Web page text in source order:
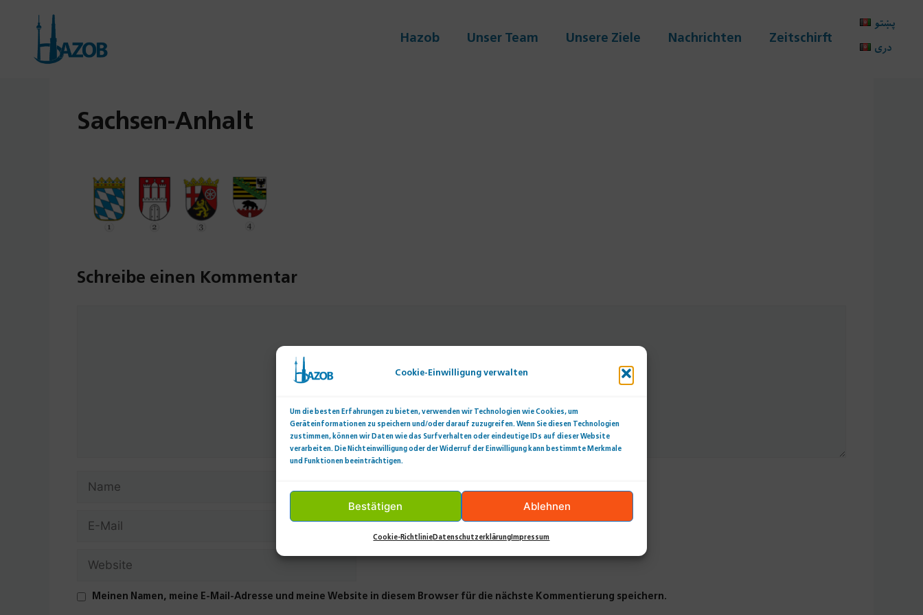
Cookie-Einwilligung verwalten
Um die besten Erfahrungen zu bieten, verwenden wir Technologien wie Cookies, um
Geräteinformationen zu speichern und/oder darauf zuzugreifen. Wenn Sie diesen Technologien
zustimmen, können wir Daten wie das Surfverhalten oder eindeutige IDs auf dieser Website
verarbeiten. Die Nichteinwilligung oder der Widerruf der Einwilligung kann bestimmte Merkmale
und Funktionen beeinträchtigen.
Bestätigen Ablehnen
Cookie-RichtlinieDatenschutzerklärungImpressum
springen
Hazob Unser Team Unsere Ziele Nachrichten Zeitschirft
پښتو
دری
Sachsen-Anhalt
Schreibe einen Kommentar
Name
Mail
Website
Meinen Namen, meine E-Mail-Adresse und meine Website in diesem Browser für die nächste Kommentierung speichern.